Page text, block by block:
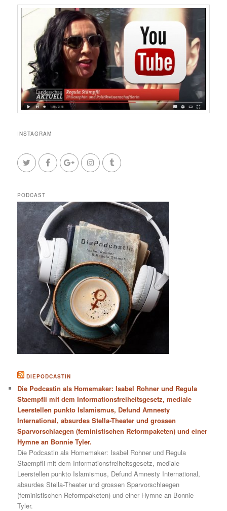
INSTAGRAM
PODCAST
DIEPODCASTIN
Die Podcastin als Homemaker: Isabel Rohner und Regula
Staempfli mit dem Informationsfreiheitsgesetz, mediale
Leerstellen punkto Islamismus, Defund Amnesty
International, absurdes Stella-Theater und grossen
Sparvorschlaegen (feministischen Reformpaketen) und einer
Hymne an Bonnie Tyler.
Die Podcastin als Homemaker: Isabel Rohner und Regula
Staempfli mit dem Informationsfreiheitsgesetz, mediale
Leerstellen punkto Islamismus, Defund Amnesty International,
absurdes Stella-Theater und grossen Sparvorschlaegen
(feministischen Reformpaketen) und einer Hymne an Bonnie
Tyler.